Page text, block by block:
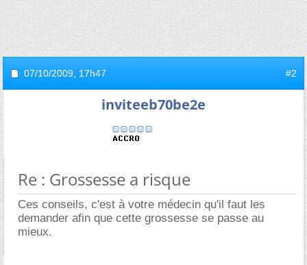
07/10/2009, 17h47 #2
inviteeb70be2e
Re : Grossesse a risque
Ces conseils, c'est à votre médecin qu'il faut les
demander afin que cette grossesse se passe au
mieux.